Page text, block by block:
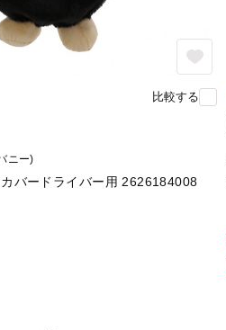
比較する
ニー)
バードライバー用 2626184008